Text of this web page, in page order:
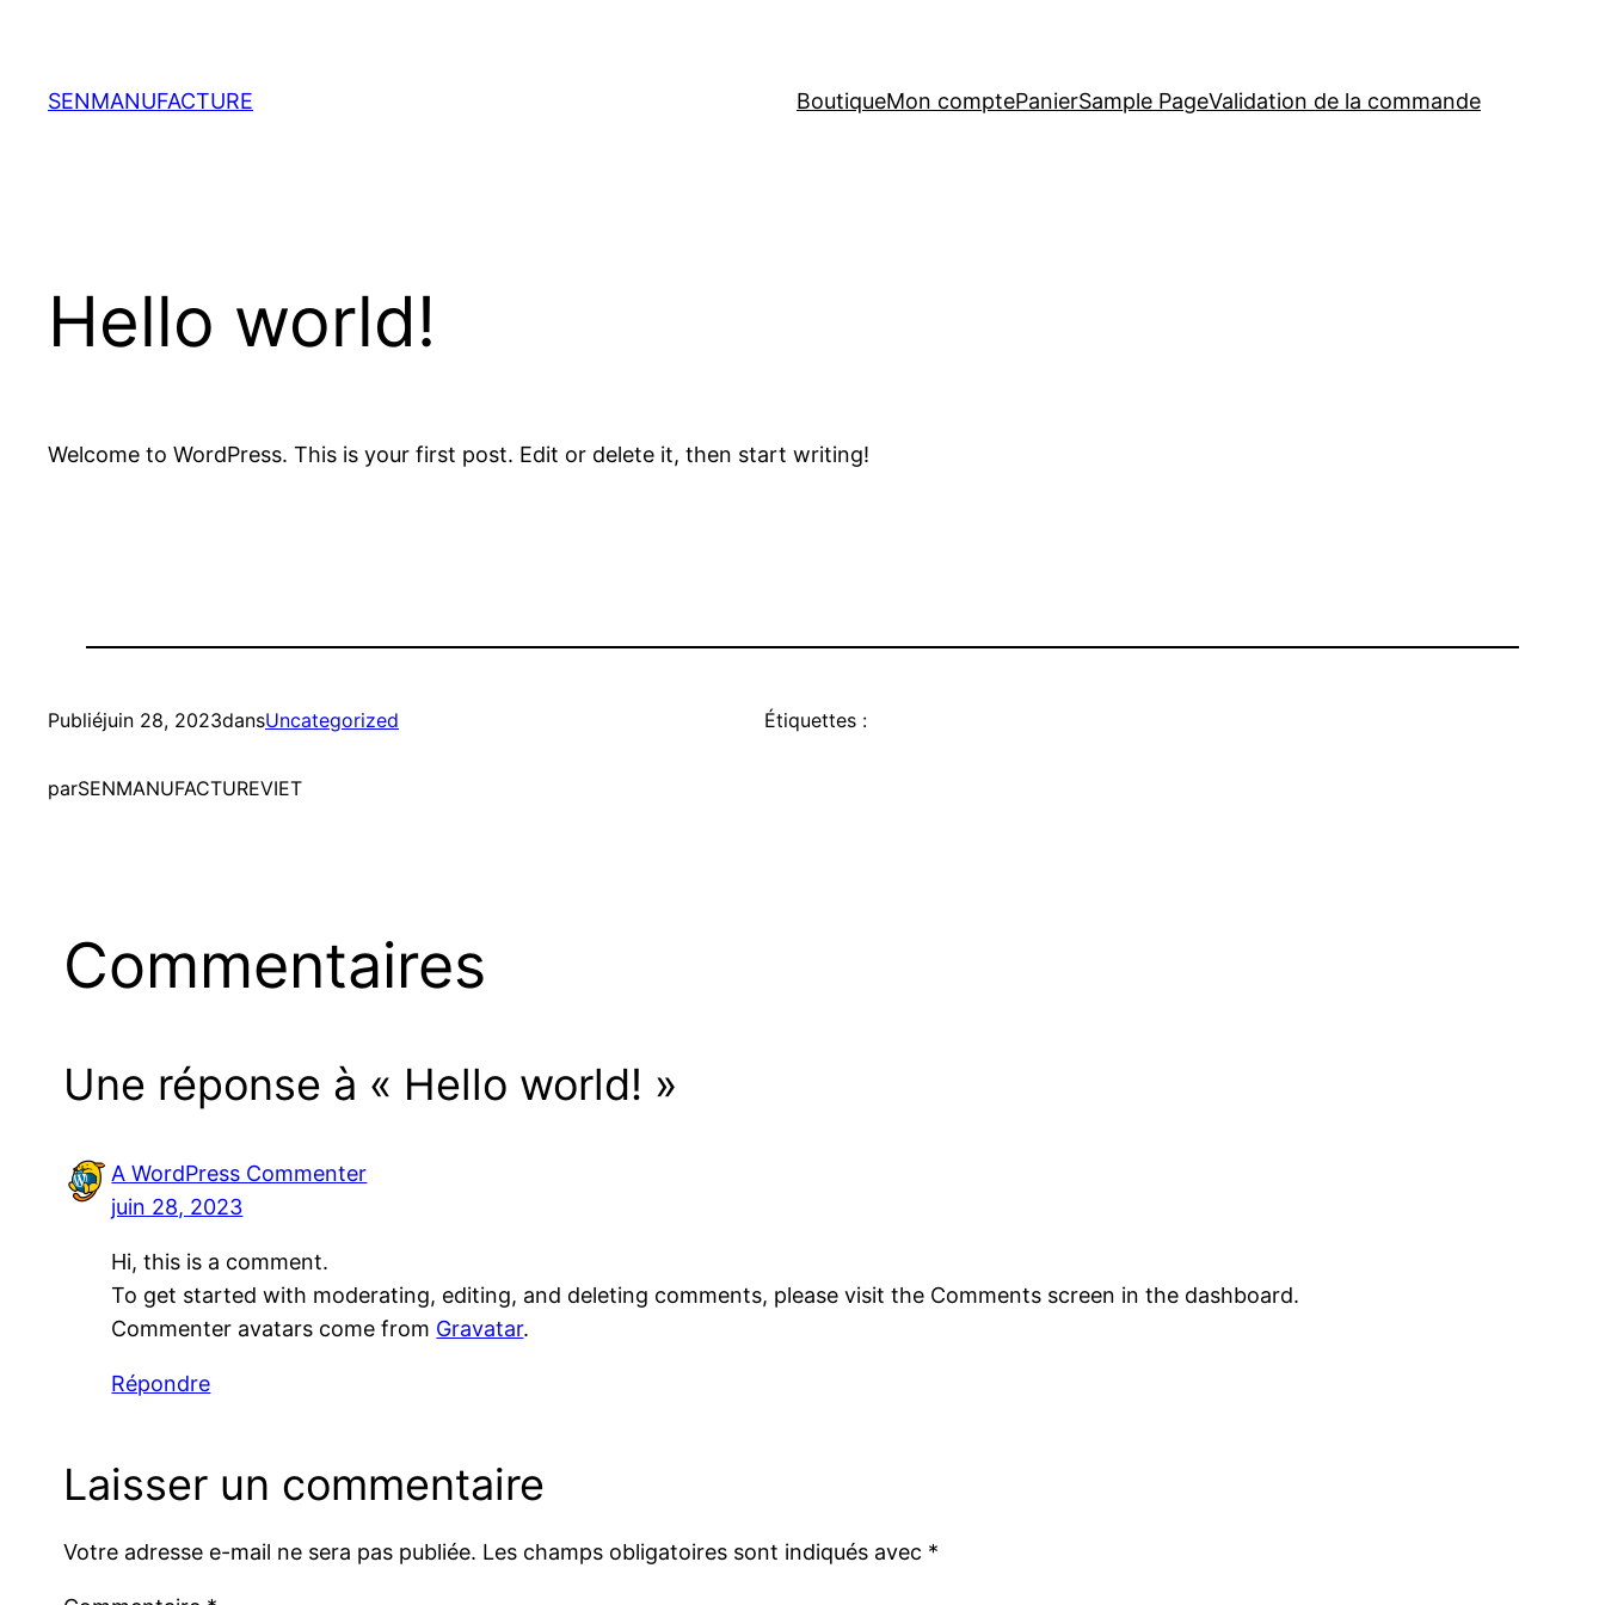
contenu
SENMANUFACTURE BoutiqueMon comptePanierSample PageValidation de la commande
Hello world!
Welcome to WordPress. This is your first post. Edit or delete it, then start writing!
Publiéjuin 28, 2023dansUncategorized
parSENMANUFACTUREVIET
Étiquettes :
Commentaires
Une réponse à « Hello world! »
A WordPress Commenter
juin 28, 2023
Hi, this is a comment.
To get started with moderating, editing, and deleting comments, please visit the Comments screen in the dashboard.
Commenter avatars come from Gravatar.
Répondre
Laisser un commentaire
Votre adresse e-mail ne sera pas publiée. Les champs obligatoires sont indiqués avec *